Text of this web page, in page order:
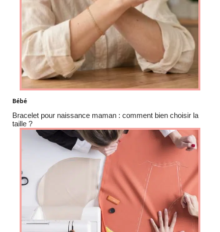
Bébé
Bracelet pour naissance maman : comment bien choisir la
taille ?